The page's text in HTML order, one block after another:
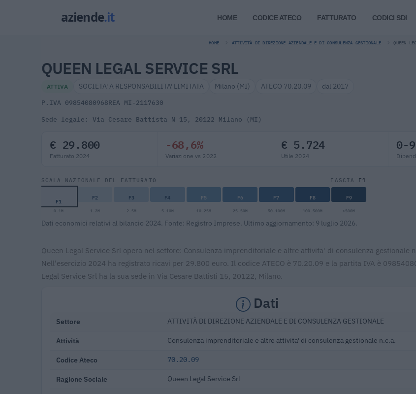
HOME CODICE ATECO FATTURATO CODICI SDI
HOME ATTIVITÀ DI DIREZIONE AZIENDALE E DI CONSULENZA GESTIONALE QUEEN
QUEEN LEGAL SERVICE SRL
ATTIVA SOCIETA' A RESPONSABILITA' LIMITATA Milano (MI) ATECO 70.20.09 dal 2017
P.IVA 09854080968REA MI-2117630
Sede legale: Via Cesare Battista N 15, 20122 Milano (MI)
€ 29.800
Fatturato 2024
-68,6%
Variazione vs 2022
€ 5.724
Utile 2024
0-
SCALA NAZIONALE DEL FATTURATO FASCIA F1
F1 F2 F3 F4 F5 F6 F7 F8 F9
0-1M 1-2M 2-5M 5-10M 10-25M 25-50M 50-100M 100-500M >500M
Dati economici relativi al bilancio 2024. Fonte: Registro Imprese. Ultimo aggiornamento: 9 luglio 2026.
Queen Legal Service Srl opera nel settore: Consulenza imprenditoriale e altre attivita' di consulenza gestionale
Nell'esercizio 2024 ha registrato ricavi per 29.800 euro. Il codice ATECO è 70.20.09 e la partita IVA è
Legal Service Srl ha la sua sede in Via Cesare Battisti 15, 20122, Milano.
Dati
Settore ATTIVITÀ DI DIREZIONE AZIENDALE E DI CONSULENZA GESTIONALE
Attività Consulenza imprenditoriale e altre attivita' di consulenza gestionale n.c.a.
Codice Ateco 70.20.09
Ragione Sociale Queen Legal Service Srl